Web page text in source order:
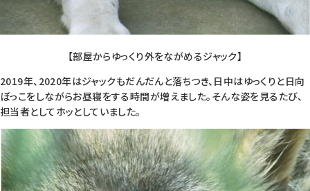
【部屋からゆっくり外をながめるジャック】
2019年、2020年はジャックもだんだんと落ちつき、日中はゆっくりと日向
ぼっこをしながらお昼寝をする時間が増えました。そんな姿を見るたび、
担当者としてホッとしていました。